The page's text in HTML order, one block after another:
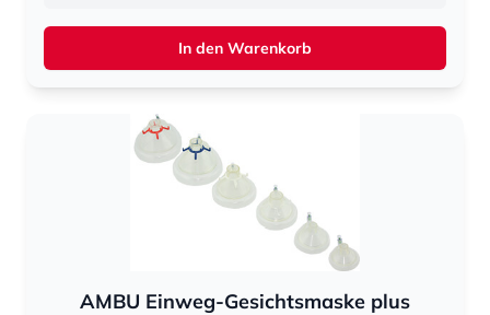
In den Warenkorb
AMBU Einweg-Gesichtsmaske plus